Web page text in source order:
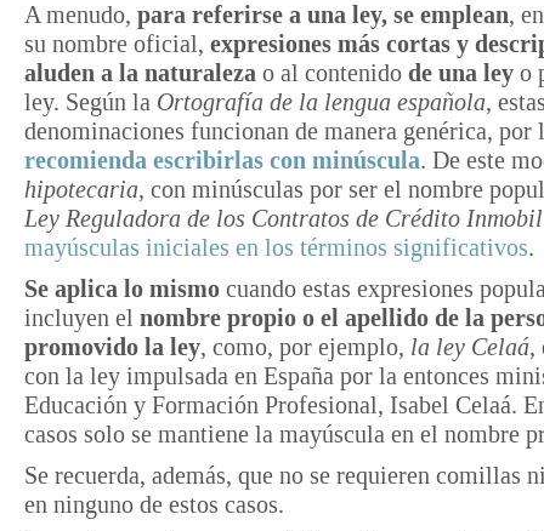
A menudo, para referirse a una ley, se emplean,
su nombre oficial, expresiones más cortas y
aluden a la naturaleza o al contenido de una ley o
ley. Según la Ortografía de la lengua española,
denominaciones funcionan de manera genérica, por
recomienda escribirlas con minúscula. De este
hipotecaria, con minúsculas por ser el nombre
Ley Reguladora de los Contratos de Crédito
mayúsculas iniciales en los términos significativos.
Se aplica lo mismo cuando estas expresiones
incluyen el nombre propio o el apellido de la
promovido la ley, como, por ejemplo, la ley Celaá,
con la ley impulsada en España por la entonces
Educación y Formación Profesional, Isabel Celaá.
casos solo se mantiene la mayúscula en el nombre
Se recuerda, además, que no se requieren comillas
en ninguno de estos casos.